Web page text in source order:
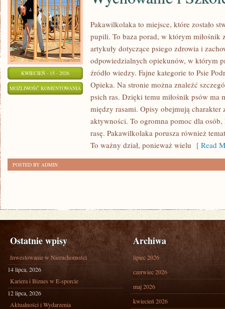
KWIECIEŃ - 15 - 2026
MOŻLIWOŚĆ KOMENTOWANIA WYCHOWANIE
SZKOLENIE
Pakawilkolaka to miejsce, które zostało
pupili. To baza porad, w którym miłośnik
artykuły dotyczące psiego zdrowia i
odpowiedzialnych opiekunów, w którym
źródło wiedzy. Fajne kategorie to Psie
Opieka. Na stronie można znaleźć
psich ras. Dzięki temu miłośnik psów ma
między rasami. Opisy obejmują charakter
aktywności. To ogromna pomoc dla
rasę. Pakawilkolaka porusza również
To ważny dział, ponieważ wielu [ Read
POSTED BY ADMIN
Ostatnie wpisy
Inwestowanie w Nieruchomości
14 lipca, 2026
Kariera i Biznes w E-sporcie
12 lipca, 2026
Aktualności i Wydarzenia
Archiwa
lipiec 2026
czerwiec 2026
maj 2026
kwiecień 2026